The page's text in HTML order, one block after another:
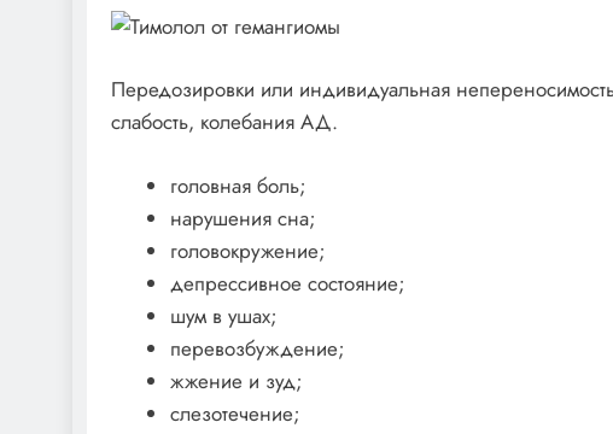
Передозировки или индивидуальная
слабость, колебания АД.
головная боль;
нарушения сна;
головокружение;
депрессивное состояние;
шум в ушах;
перевозбуждение;
жжение и зуд;
слезотечение;